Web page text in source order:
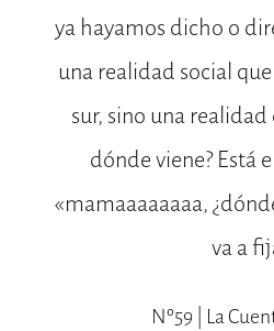
ya hayamos dicho o
una realidad social
sur, sino una
dónde viene? Está
«mamaaaaaaaa,
va a
Nº59 | La